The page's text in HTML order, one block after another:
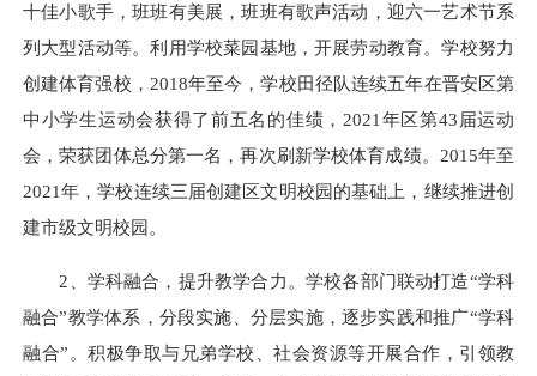
十佳小歌手，班班有美展，班班有歌声活动，迎六一艺术节系
列大型活动等。利用学校菜园基地，开展劳动教育。学校努力
创建体育强校，2018年至今，学校田径队连续五年在晋安区第
中小学生运动会获得了前五名的佳绩，2021年区第43届运动
会，荣获团体总分第一名，再次刷新学校体育成绩。2015年至
2021年，学校连续三届创建区文明校园的基础上，继续推进创
建市级文明校园。
2、学科融合，提升教学合力。学校各部门联动打造“学科
融合”教学体系，分段实施、分层实施，逐步实践和推广“学科
融合”。积极争取与兄弟学校、社会资源等开展合作，引领教